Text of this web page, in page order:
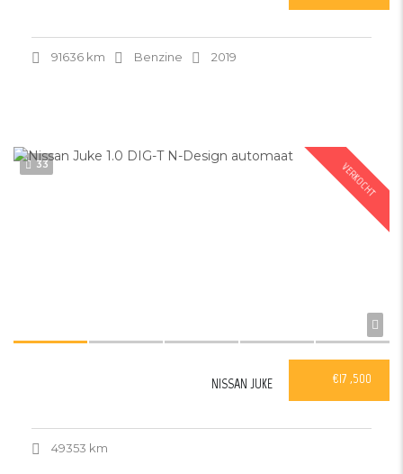
91636 km Benzine 2019
VERKOCHT
33
€17 ,500
NISSAN JUKE
49353 km